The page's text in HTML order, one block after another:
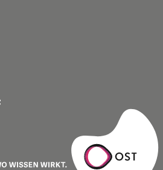
on: bluesky
us on: facebook